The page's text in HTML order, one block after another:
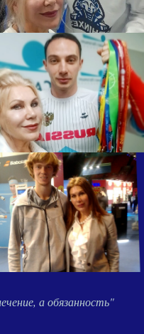
а обязанность"